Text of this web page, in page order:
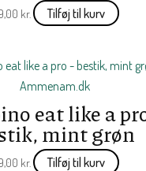
kr. Tilføj til kurv
eat like a
mint grøn
kr. Tilføj til kurv